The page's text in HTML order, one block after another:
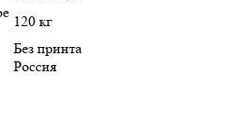
120 кг
Без принта
Россия